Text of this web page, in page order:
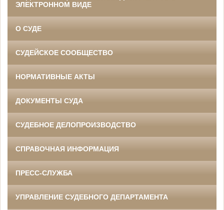
ЭЛЕКТРОННОМ ВИДЕ
О СУДЕ
СУДЕЙСКОЕ СООБЩЕСТВО
НОРМАТИВНЫЕ АКТЫ
ДОКУМЕНТЫ СУДА
СУДЕБНОЕ ДЕЛОПРОИЗВОДСТВО
СПРАВОЧНАЯ ИНФОРМАЦИЯ
ПРЕСС-СЛУЖБА
УПРАВЛЕНИЕ СУДЕБНОГО ДЕПАРТАМЕНТА